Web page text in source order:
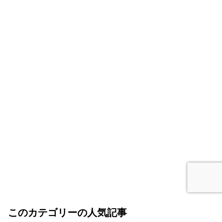
このカテゴリーの人気記事